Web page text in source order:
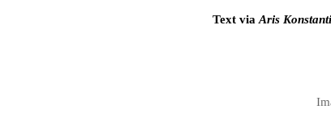
Text via Aris